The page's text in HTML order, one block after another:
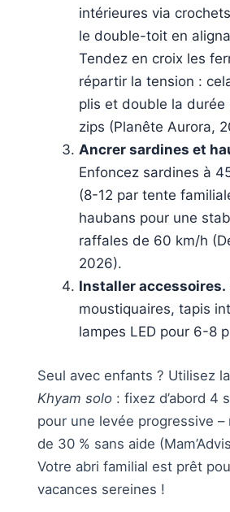
intérieures via
le double-toit en
Tendez en croix les
répartir la tension :
plis et double la durée
zips (Planête Aurora,
Ancrer sardines et
Enfoncez sardines à
(8-12 par tente
haubans pour une
raffales de 60 km/h
2026).
Installer accessoires.
moustiquaires, tapis
lampes LED pour 6-8
Seul avec enfants ? Utilisez la
Khyam solo : fixez d’abord 4
pour une levée progressive
de 30 % sans aide
Votre abri familial est prêt
vacances sereines !